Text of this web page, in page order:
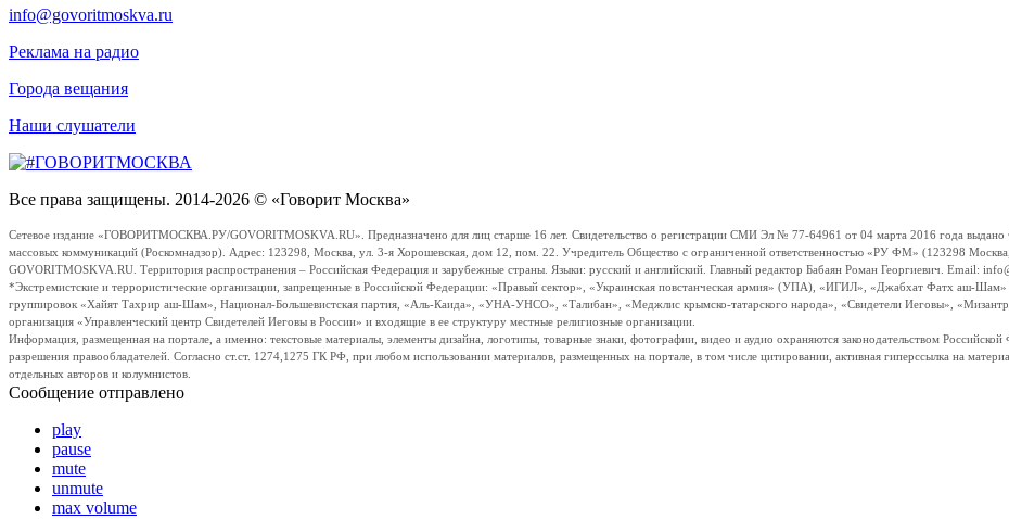
info@govoritmoskva.ru
Реклама на радио
Города вещания
Наши слушатели
Все права защищены. 2014-2026 © «Говорит Москва»
Сетевое издание «ГОВОРИТМОСКВА.РУ/GOVORITMOSKVA.RU». Предназначено для лиц старше 16 лет. Свидетельство о регистрации СМИ Эл № 77-64961 от 04 марта 2016 года выдано
массовых коммуникаций (Роскомнадзор). Адрес: 123298, Москва, ул. 3-я Хорошевская, дом 12, пом. 22. Учредитель Общество с ограниченной ответственностью «РУ ФМ» (123298
GOVORITMOSKVA.RU. Территория распространения – Российская Федерация и зарубежные страны. Языки: русский и английский. Главный редактор Бабаян Роман Георгиевич. Email:
*Экстремистские и террористические организации, запрещенные в Российской Федерации: «Правый сектор», «Украинская повстанческая армия» (УПА), «ИГИЛ», «Джабхат Фатх аш-
группировок «Хайят Тахрир аш-Шам», Национал-Большевистская партия, «Аль-Каида», «УНА-УНСО», «Талибан», «Меджлис крымско-татарского народа», «Свидетели Иеговы»,
организация «Управленческий центр Свидетелей Иеговы в России» и входящие в ее структуру местные религиозные организации.
Информация, размещенная на портале, а именно: текстовые материалы, элементы дизайна, логотипы, товарные знаки, фотографии, видео и аудио охраняются законодательством
разрешения правообладателей. Согласно ст.ст. 1274,1275 ГК РФ, при любом использовании материалов, размещенных на портале, в том числе цитировании, активная гиперссылка на
отдельных авторов и колумнистов.
Сообщение отправлено
play
pause
mute
unmute
max volume